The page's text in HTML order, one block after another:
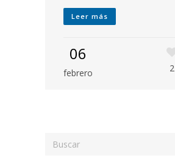
Leer más
06
febrero 2